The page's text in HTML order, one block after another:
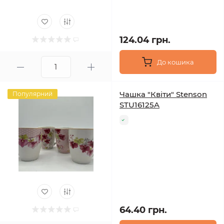
124.04 грн.
До кошика
Популярний
Чашка "Квіти" Stenson
STU16125A
64.40 грн.